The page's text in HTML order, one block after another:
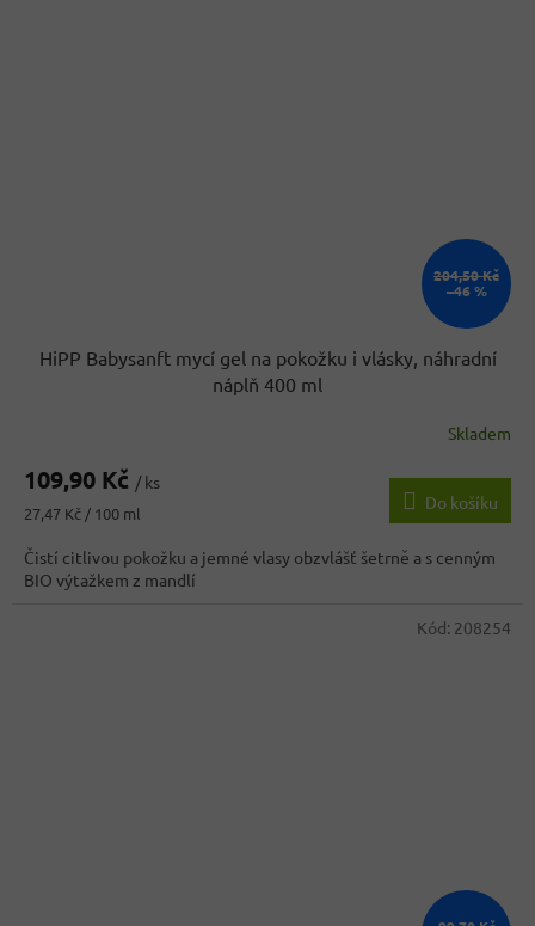
204,50 Kč
–46 %
HiPP Babysanft mycí gel na pokožku i vlásky, náhradní
náplň 400 ml
Skladem
109,90 Kč / ks
Měrná
27,47 Kč / 100 ml
Do košíku
Čistí citlivou pokožku a jemné vlasy obzvlášť šetrně a s cenným
BIO výtažkem z mandlí
Kód: 208254